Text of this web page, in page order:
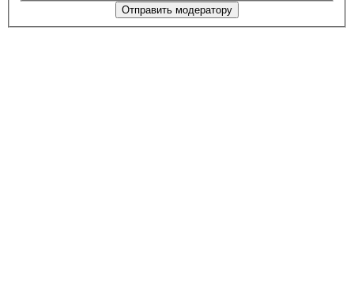
Отправить модератору